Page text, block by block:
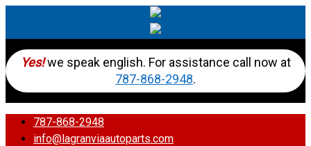
Yes! we speak english. For assistance call now at
787-868-2948.
787-868-2948
info@lagranviaautoparts.com